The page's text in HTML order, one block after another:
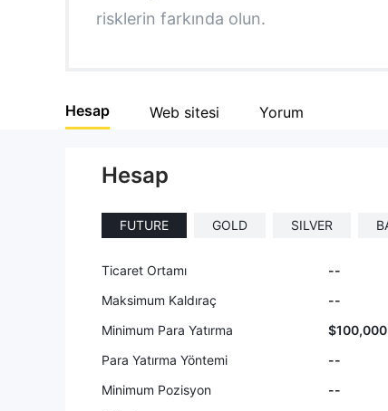
6
9
risklerin farkında olun.
Hesap Web sitesi Yorum
Hesap
FUTURE GOLD SILVER
Ticaret Ortamı --
Maksimum Kaldıraç
--
Minimum Para Yatırma
$100,000
Para Yatırma Yöntemi
--
Minimum Pozisyon
--